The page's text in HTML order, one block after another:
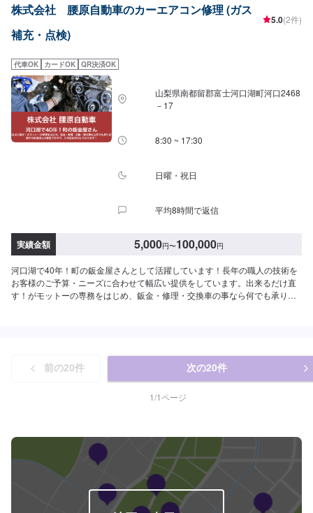
客様にご負担いただいております。-----ご来店時の注意、受付方法-----当工場
は上信越自動車道富岡インターより車で約16分入庫の際はお気をつけてお越
しください。駐車スペースは工場前の空いているスペースに駐車してくださ
内いたします。【定休日・営業時間】定休日：日曜日、祝日営業時間：
8:00~18:00、土曜日8:00~17:00
株式会社 腰原自動車のカーエアコン修理 (ガス
補充・点検)
5.0(2件)
代車OK カードOK QR決済OK
山梨県南都留郡富士河口湖町河口2468
－17
8:30 ~ 17:30
日曜・祝日
平均8時間で返信
実績金額 5,000円〜100,000円
河口湖で40年！町の鈑金屋さんとして活躍しています！長年の職人の技術を
お客様のご予算・ニーズに合わせて幅広い提供をしています。出来るだけ直
す！がモットーの専務をはじめ、鈑金・修理・交換車の事なら何でも承りま
場合がございます。予め、ご了承ください。-----パーツ持ち込みについて-----
パーツの持ち込み可能です。オファーにて詳細をお願い致します。-----代車に
ついて-----無料の代車をご用意しています。お車の作業中は代車をご利用くだ
さい。※代車の燃料代はお客様にご負担いただいております。-----ご来店時の
しました」とお伝えください。ご案内いたします。【定休日・営業時間】定
休日：日曜日、祝日営業時間：8:30~17:30
前の20件 次の20件
1/1ページ